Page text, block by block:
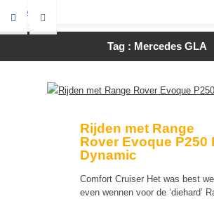
Tag : Mercedes GLA
Rijden met Range
Rover Evoque P250
Dynamic
Comfort Cruiser Het was best wel
even wennen voor de ‘diehard’